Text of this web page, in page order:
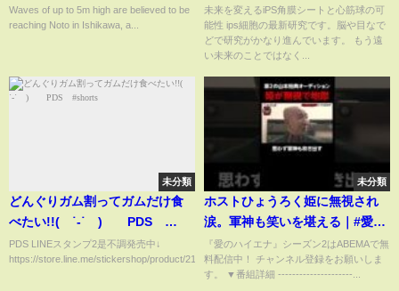
series of strong earthquakes
Waves of up to 5m high are believed to be
reaching Noto in Ishikawa, a...
学 #ファンダメンタルズ #投
資 #資産形成 #株式
#automobile #株式投資 #
未来を変えるiPS角膜シートと心筋球の可
能性 ips細胞の最新研究です。脳や目なで
どで研究がかなり進んでいます。 もう遠
い未来のことではなく...
未分類
どんぐりガム割ってガムだけ食
べたい!!( ˙-˙ ) PDS
#shorts
PDS LINEスタンプ2是不調発売中↓
https://store.line.me/stickershop/product/2144532...
未分類
ホストひょうろく姫に無視され
涙。軍神も笑いを堪える｜#愛の
ハイエナ 特別編 さらばの
YouTubedで配信中！ #ニューヨ
ーク #さらば青春の光 #shorts
『愛のハイエナ』シーズン2はABEMAで無
料配信中！ チャンネル登録をお願いしま
す。 ▼番組詳細 ---------------------...